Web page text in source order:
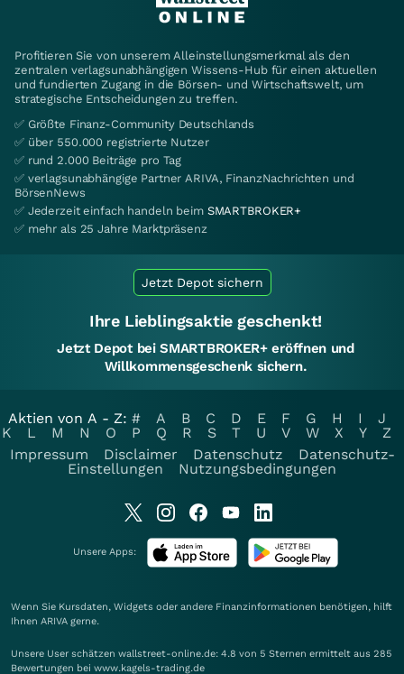
Profitieren Sie von unserem Alleinstellungsmerkmal als den
zentralen verlagsunabhängigen Wissens-Hub für einen aktuellen
und fundierten Zugang in die Börsen- und Wirtschaftswelt, um
strategische Entscheidungen zu treffen.
✅ Größte Finanz-Community Deutschlands
✅ über 550.000 registrierte Nutzer
✅ rund 2.000 Beiträge pro Tag
✅ verlagsunabhängige Partner ARIVA, FinanzNachrichten und
BörsenNews
✅ Jederzeit einfach handeln beim SMARTBROKER+
✅ mehr als 25 Jahre Marktpräsenz
Jetzt Depot sichern
Ihre Lieblingsaktie geschenkt!
Jetzt Depot bei SMARTBROKER+ eröffnen und
Willkommensgeschenk sichern.
Aktien von A - Z: # A B C D E F G H I
J
K
L M N O P Q R S T U V W X Y
Z
Impressum
Disclaimer Datenschutz
Datenschutz-
Einstellungen
Nutzungsbedingungen
Unsere Apps:
Wenn Sie Kursdaten, Widgets oder andere Finanzinformationen benötigen, hilft
Ihnen ARIVA gerne.
Unsere User schätzen wallstreet-online.de: 4.8 von 5 Sternen ermittelt aus 285
Bewertungen bei www.kagels-trading.de